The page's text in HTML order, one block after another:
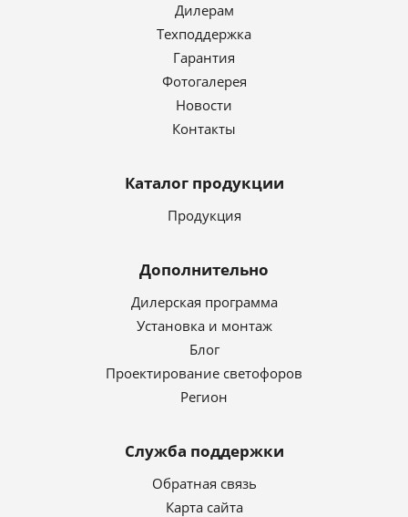
Дилерам
Техподдержка
Гарантия
Фотогалерея
Новости
Контакты
Каталог продукции
Продукция
Дополнительно
Дилерская программа
Установка и монтаж
Блог
Проектирование светофоров
Регион
Служба поддержки
Обратная связь
Карта сайта